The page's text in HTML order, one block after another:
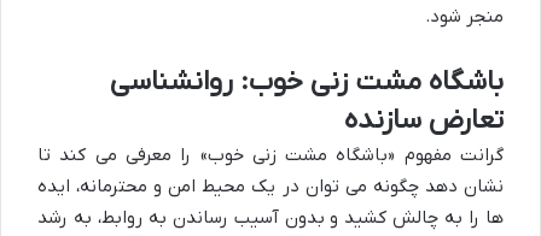
منجر شود.
باشگاه مشت زنی خوب: روانشناسی
تعارض سازنده
گرانت مفهوم «باشگاه مشت زنی خوب» را معرفی می کند تا
نشان دهد چگونه می توان در یک محیط امن و محترمانه، ایده
ها را به چالش کشید و بدون آسیب رساندن به روابط، به رشد